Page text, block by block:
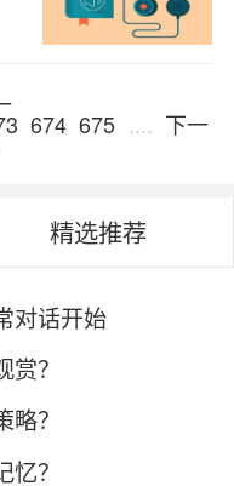
674 675 .... 下一
精选推荐
对话开始
？
？
？